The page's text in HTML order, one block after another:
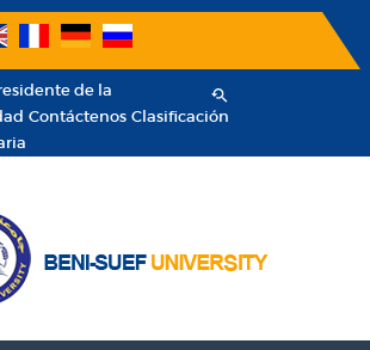
de la
Contáctenos Clasificación